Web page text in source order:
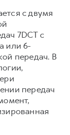
с двумя
7DCT с
или 6-
передач. В
передач